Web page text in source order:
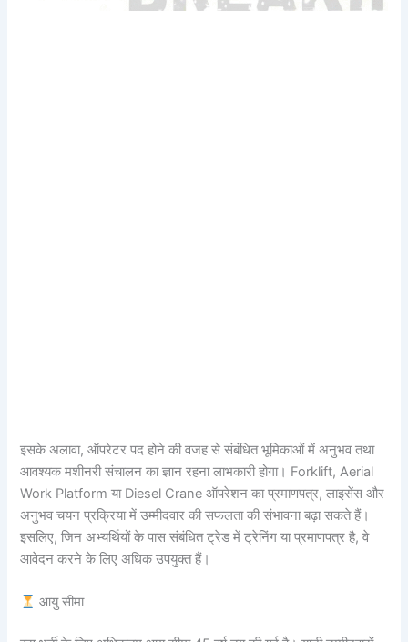
इसके अलावा, ऑपरेटर पद होने की वजह से संबंधित भूमिकाओं में अनुभव तथा
आवश्यक मशीनरी संचालन का ज्ञान रहना लाभकारी होगा। Forklift, Aerial
Work Platform या Diesel Crane ऑपरेशन का प्रमाणपत्र, लाइसेंस और
अनुभव चयन प्रक्रिया में उम्मीदवार की सफलता की संभावना बढ़ा सकते हैं।
इसलिए, जिन अभ्यर्थियों के पास संबंधित ट्रेड में ट्रेनिंग या प्रमाणपत्र है, वे
आवेदन करने के लिए अधिक उपयुक्त हैं।
आयु सीमा